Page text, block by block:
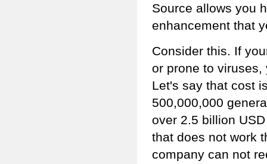
Source allows you
enhancement that
Consider this. If
or prone to
Let's say that cost
500,000,000
over 2.5 billion
that does not work
company can not